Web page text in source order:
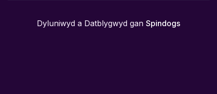
Dyluniwyd a Datblygwyd gan Spindogs